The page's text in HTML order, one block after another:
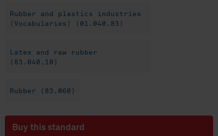
Rubber and plastics industries
(Vocabularies) (01.040.83)
Latex and raw rubber
(83.040.10)
Rubber (83.060)
Buy this standard